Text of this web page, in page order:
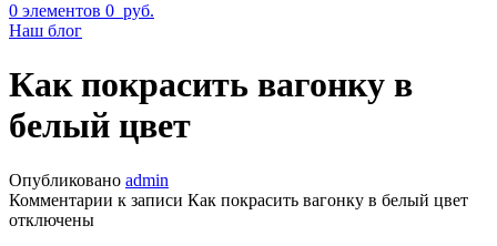
0 элементов 0 руб.
Наш блог
Как покрасить вагонку в
белый цвет
Опубликовано admin
Комментарии к записи Как покрасить вагонку в белый цвет
отключены